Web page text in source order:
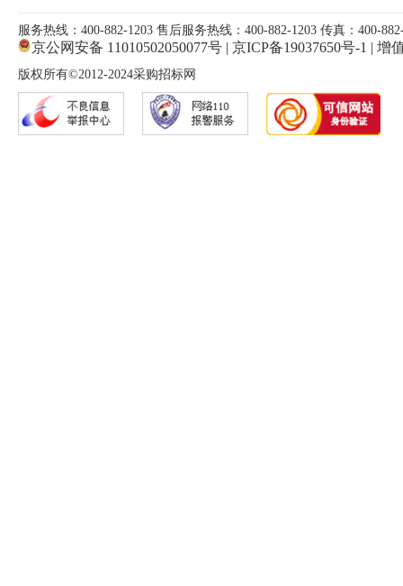
服务热线：400-882-1203 售后服务热线：400-882-1203 传真：400-
京公网安备 11010502050077号 | 京ICP备19037650号-1 | 增
版权所有©2012-2024采购招标网